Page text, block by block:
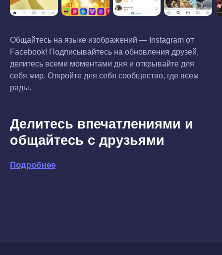
Общайтесь на языке изображений — Instagram от
Facebook! Подписывайтесь на обновления друзей,
делитесь всеми моментами дня и открывайте для
себя мир. Откройте для себя сообщество, где всем
рады.
Делитесь впечатлениями и
общайтесь с друзьями
Подробнее